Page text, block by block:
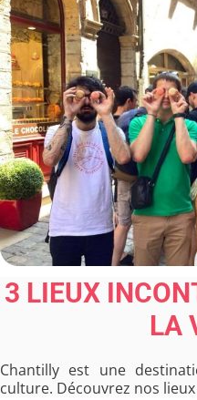
3 LIEUX
LA
Chantilly est une
culture. Découvrez nos